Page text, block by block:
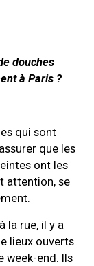
douches
à Paris ?
qui sont
que les
ont les
attention, se
la rue, il y a
lieux ouverts
week-end. Ils